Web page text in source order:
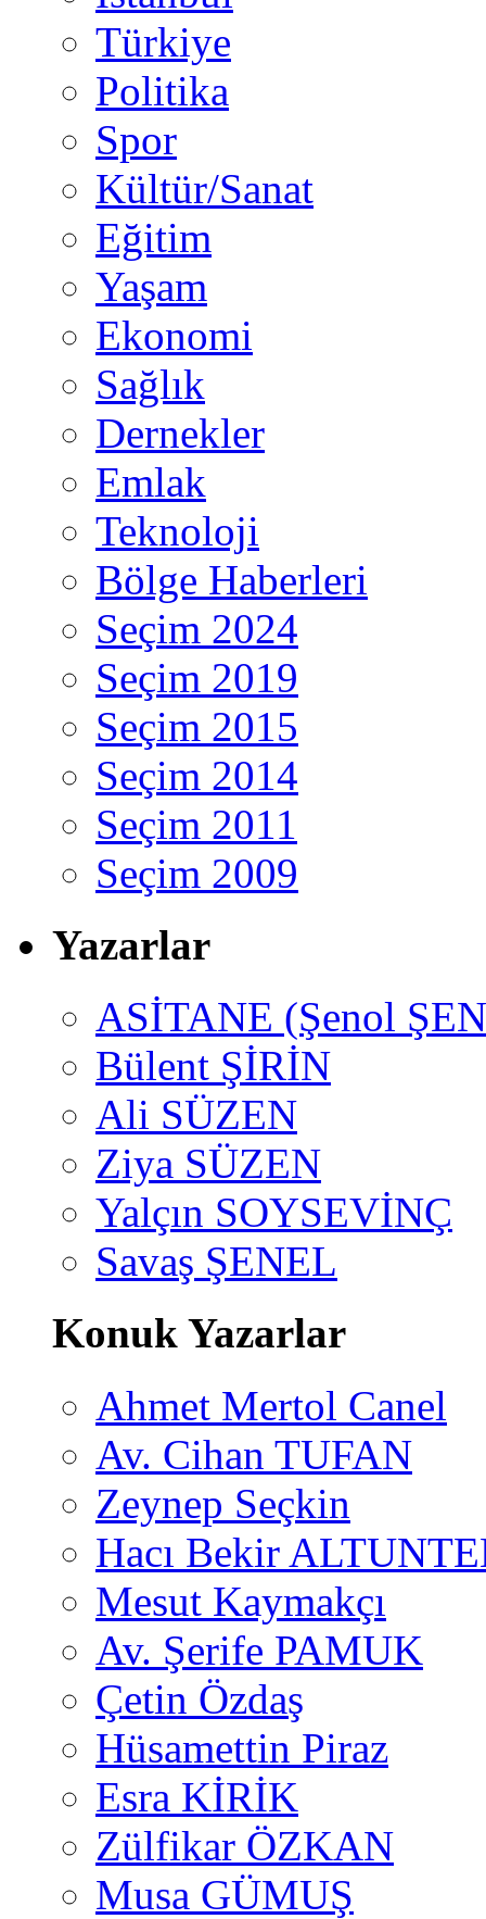
Türkiye
Politika
Spor
Kültür/Sanat
Eğitim
Yaşam
Ekonomi
Sağlık
Dernekler
Emlak
Teknoloji
Bölge Haberleri
Seçim 2024
Seçim 2019
Seçim 2015
Seçim 2014
Seçim 2011
Seçim 2009
Yazarlar
ASİTANE (Şenol
Bülent ŞİRİN
Ali SÜZEN
Ziya SÜZEN
Yalçın SOYSEVİNÇ
Savaş ŞENEL
Konuk Yazarlar
Ahmet Mertol Canel
Av. Cihan TUFAN
Zeynep Seçkin
Hacı Bekir
Mesut Kaymakçı
Av. Şerife PAMUK
Çetin Özdaş
Hüsamettin Piraz
Esra KİRİK
Zülfikar ÖZKAN
Musa GÜMUŞ